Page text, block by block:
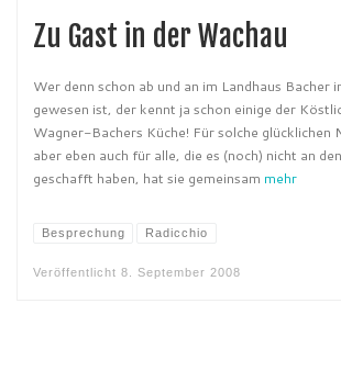
Zu Gast in der Wachau
Wer denn schon ab und an im Landhaus Bacher
gewesen ist, der kennt ja schon einige der
Wagner-Bachers Küche! Für solche glücklichen
aber eben auch für alle, die es (noch) nicht an
geschafft haben, hat sie gemeinsam mehr
Besprechung Radicchio
Veröffentlicht 8. September 2008